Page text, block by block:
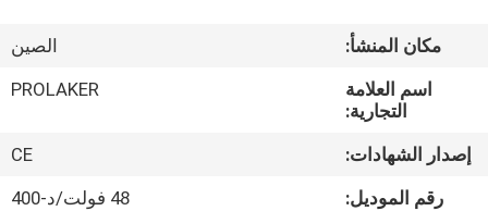
في
المعمل
مكان المنشأ:
الصين
اسم العلامة
التجارية:
PROLAKER
إصدار الشهادات:
CE
رقم الموديل:
48 فولت/د-400